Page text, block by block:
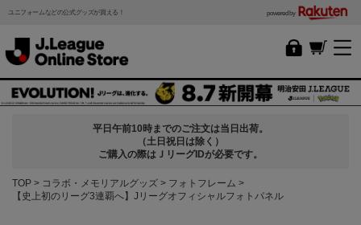
ユニフォームなどの公式グッズが買える！ powered by
平日午前10時までのご注文は当日出荷。
（土日祝日は除く）
ご購入の際はＪリーグIDが必要です。
TOP コラボ・メモリアルグッズ
フォトフレーム
【史上初のリーグ3連覇へ】Jリーグオフィシャルフォトパネル